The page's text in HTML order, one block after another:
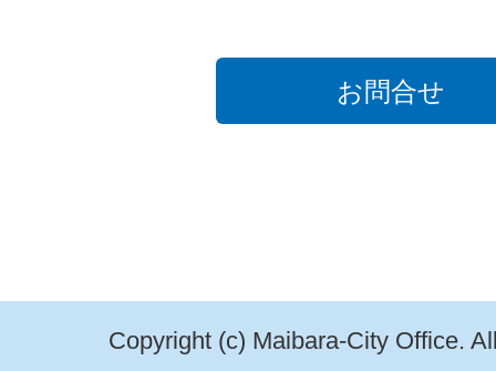
お問合せ
Copyright (c) Maibara-City Office.